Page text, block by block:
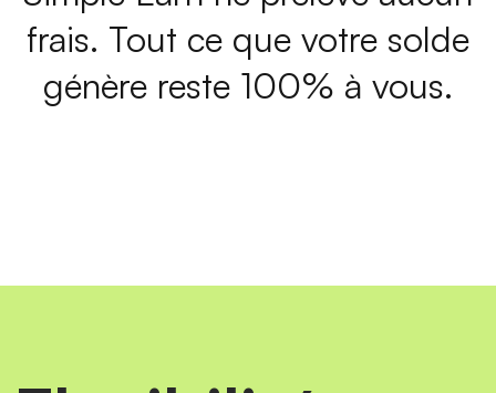
frais. Tout ce que votre solde
génère reste 100% à vous.